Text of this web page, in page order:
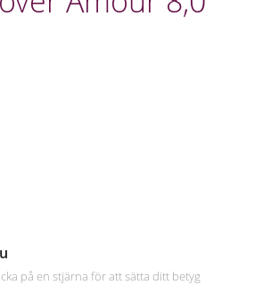
på en stjärna för att sätta ditt betyg